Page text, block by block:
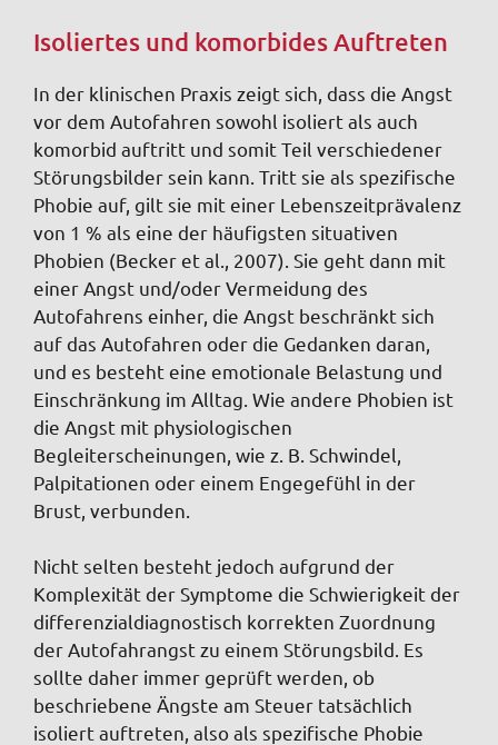
Isoliertes und komorbides Auftreten
In der klinischen Praxis zeigt sich, dass die Angst
vor dem Autofahren sowohl isoliert als auch
komorbid auftritt und somit Teil verschiedener
Störungsbilder sein kann. Tritt sie als spezifische
Phobie auf, gilt sie mit einer Lebenszeitprävalenz
von 1 % als eine der häufigsten situativen
Phobien (Becker et al., 2007). Sie geht dann mit
einer Angst und/oder Vermeidung des
Autofahrens einher, die Angst beschränkt sich
auf das Autofahren oder die Gedanken daran,
und es besteht eine emotionale Belastung und
Einschränkung im Alltag. Wie andere Phobien ist
die Angst mit physiologischen
Begleiterscheinungen, wie z. B. Schwindel,
Palpitationen oder einem Engegefühl in der
Brust, verbunden.
Nicht selten besteht jedoch aufgrund der
Komplexität der Symptome die Schwierigkeit der
differenzialdiagnostisch korrekten Zuordnung
der Autofahrangst zu einem Störungsbild. Es
sollte daher immer geprüft werden, ob
beschriebene Ängste am Steuer tatsächlich
isoliert auftreten, also als spezifische Phobie